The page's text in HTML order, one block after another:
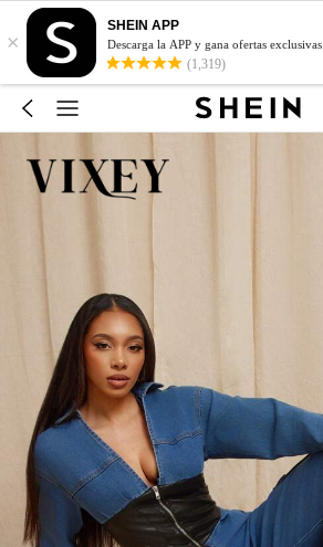
×
SHEIN APP
Descarga la APP y gana ofertas exclusivas
(1,319)